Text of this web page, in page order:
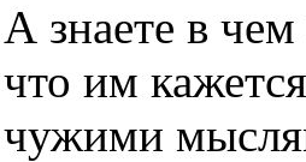
А знаете в
что им
чужими